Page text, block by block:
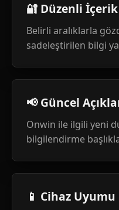
🔐 Düzenli İçerik
Belirli aralıklarla
sadeleştirilen bilgi
📢 Güncel
Onwin ile ilgili yeni
bilgilendirme
📱 Cihaz Uyumu